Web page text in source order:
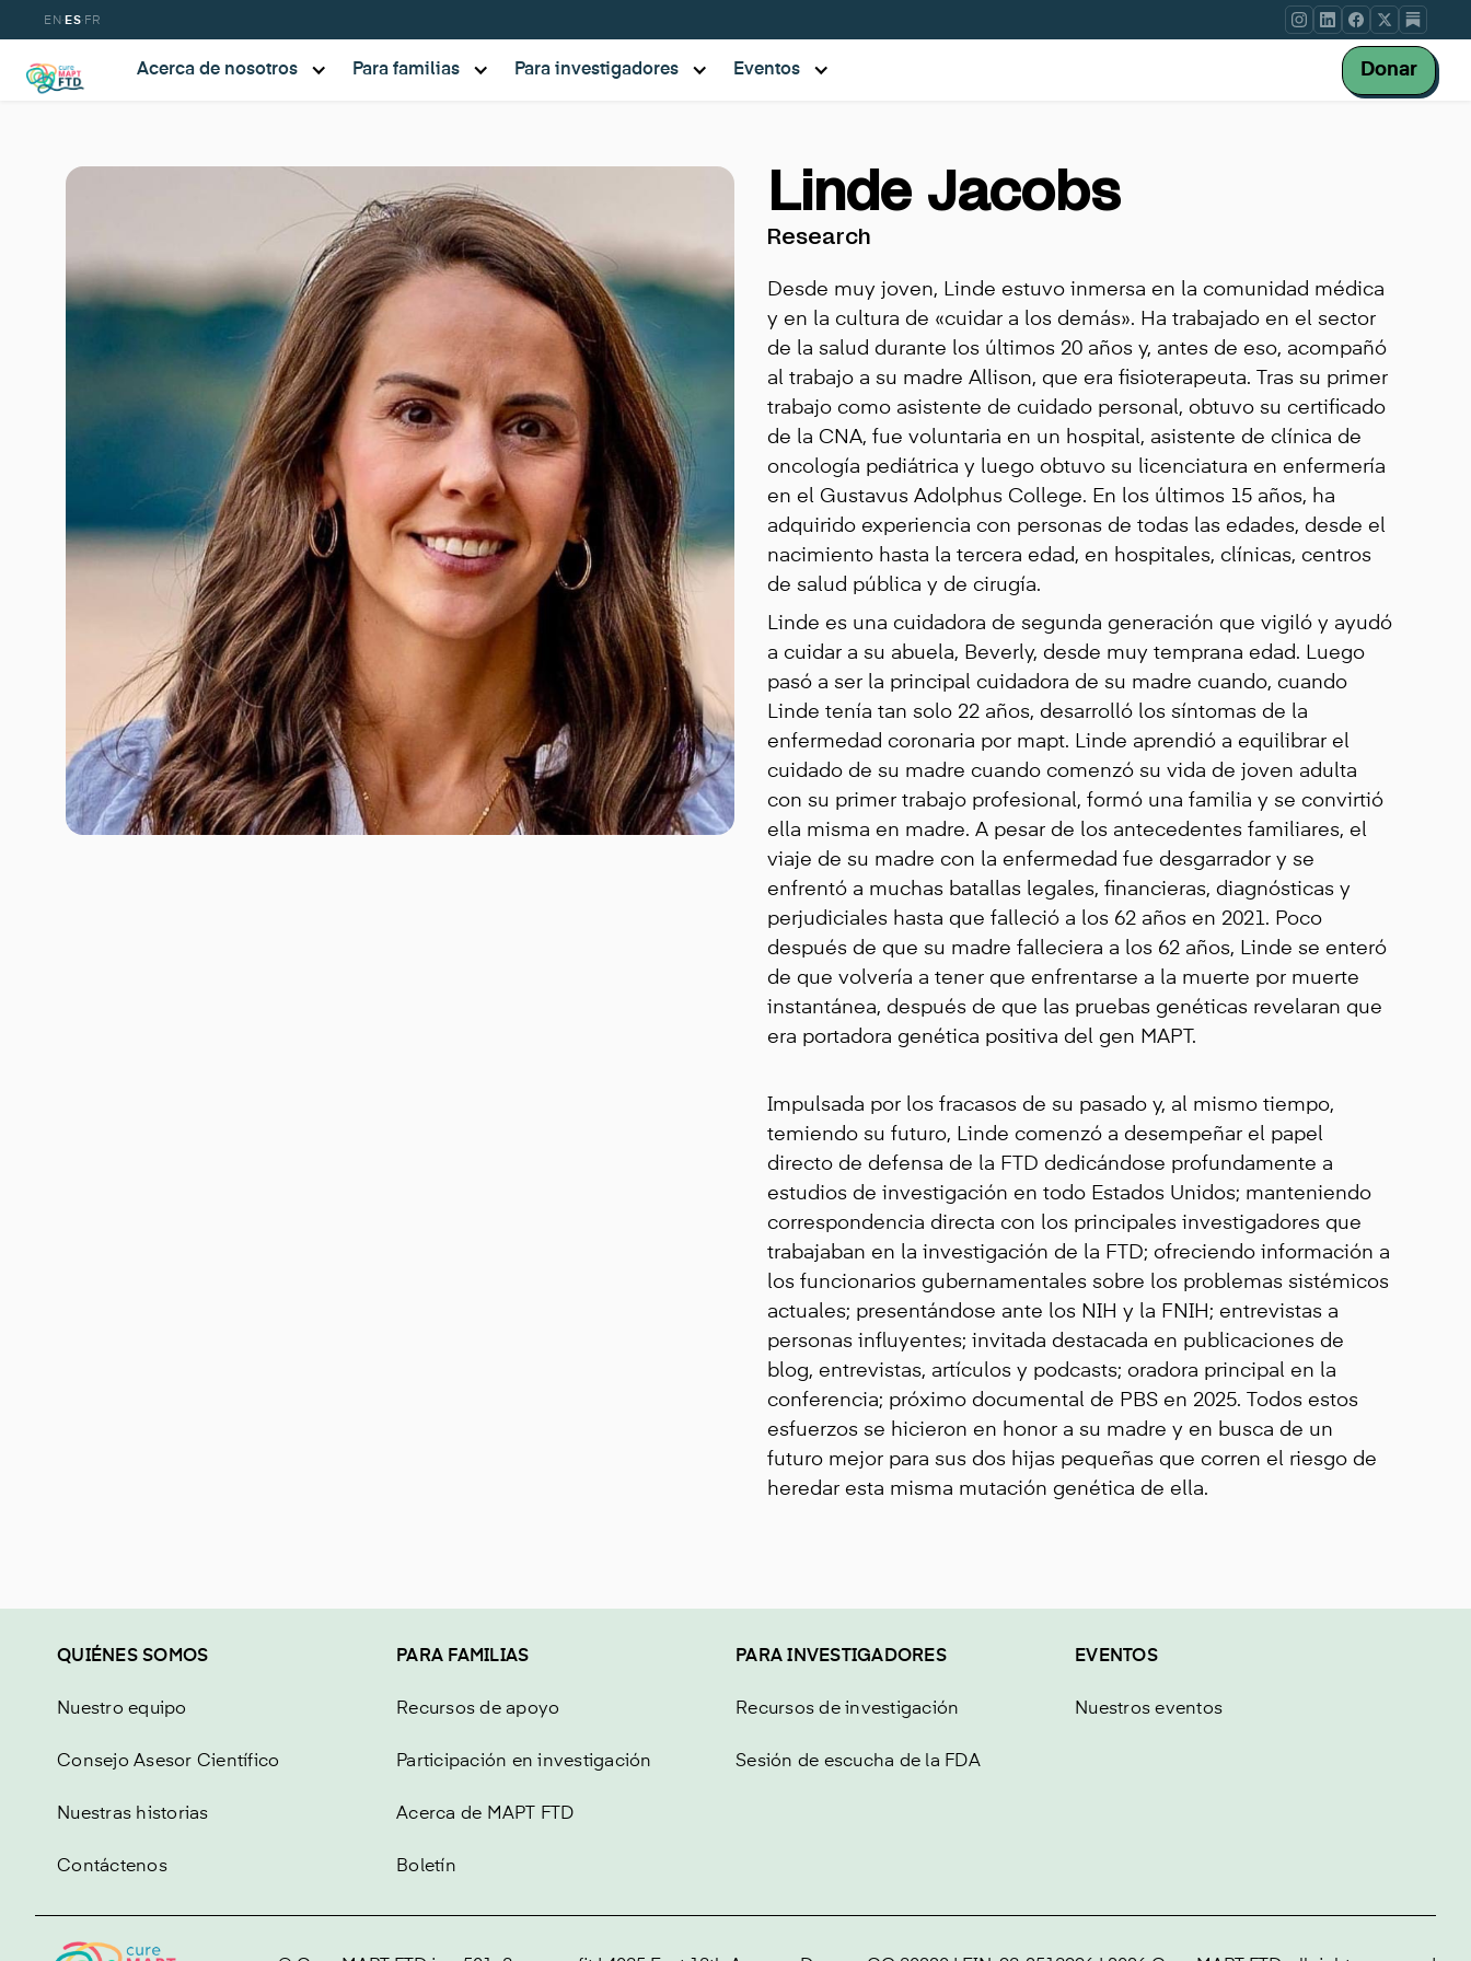
EN·ES· FR
Acerca de nosotros Para familias Para investigadores Eventos Donar
Linde Jacobs
Research
Desde muy joven, Linde estuvo inmersa en la comunidad médica
y en la cultura de «cuidar a los demás». Ha trabajado en el sector
de la salud durante los últimos 20 años y, antes de eso, acompañó
al trabajo a su madre Allison, que era fisioterapeuta. Tras su primer
trabajo como asistente de cuidado personal, obtuvo su certificado
de la CNA, fue voluntaria en un hospital, asistente de clínica de
oncología pediátrica y luego obtuvo su licenciatura en enfermería
en el Gustavus Adolphus College. En los últimos 15 años, ha
adquirido experiencia con personas de todas las edades, desde el
nacimiento hasta la tercera edad, en hospitales, clínicas, centros
de salud pública y de cirugía.
Linde es una cuidadora de segunda generación que vigiló y ayudó
a cuidar a su abuela, Beverly, desde muy temprana edad. Luego
pasó a ser la principal cuidadora de su madre cuando, cuando
Linde tenía tan solo 22 años, desarrolló los síntomas de la
enfermedad coronaria por mapt. Linde aprendió a equilibrar el
cuidado de su madre cuando comenzó su vida de joven adulta
con su primer trabajo profesional, formó una familia y se convirtió
ella misma en madre. A pesar de los antecedentes familiares, el
viaje de su madre con la enfermedad fue desgarrador y se
enfrentó a muchas batallas legales, financieras, diagnósticas y
perjudiciales hasta que falleció a los 62 años en 2021. Poco
después de que su madre falleciera a los 62 años, Linde se enteró
de que volvería a tener que enfrentarse a la muerte por muerte
instantánea, después de que las pruebas genéticas revelaran que
era portadora genética positiva del gen MAPT.
Impulsada por los fracasos de su pasado y, al mismo tiempo,
temiendo su futuro, Linde comenzó a desempeñar el papel
directo de defensa de la FTD dedicándose profundamente a
estudios de investigación en todo Estados Unidos; manteniendo
correspondencia directa con los principales investigadores que
trabajaban en la investigación de la FTD; ofreciendo información a
los funcionarios gubernamentales sobre los problemas sistémicos
actuales; presentándose ante los NIH y la FNIH; entrevistas a
personas influyentes; invitada destacada en publicaciones de
blog, entrevistas, artículos y podcasts; oradora principal en la
conferencia; próximo documental de PBS en 2025. Todos estos
esfuerzos se hicieron en honor a su madre y en busca de un
futuro mejor para sus dos hijas pequeñas que corren el riesgo de
heredar esta misma mutación genética de ella.
QUIÉNES SOMOS
Nuestro equipo
Consejo Asesor Científico
Nuestras historias
Contáctenos
PARA FAMILIAS
Recursos de apoyo
Participación en investigación
Acerca de MAPT FTD
Boletín
PARA INVESTIGADORES
Recursos de investigación
Sesión de escucha de la FDA
EVENTOS
Nuestros eventos